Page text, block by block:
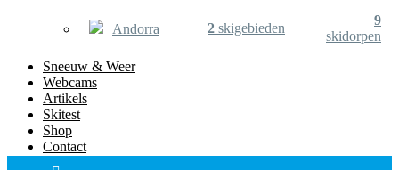
Andorra 2 skigebieden
9
skidorpen
Sneeuw & Weer
Webcams
Artikels
Skitest
Shop
Contact